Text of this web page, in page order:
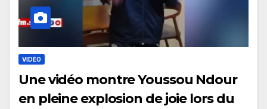
VIDÉO
Une vidéo montre Youssou Ndour
en pleine explosion de joie lors du